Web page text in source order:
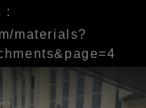
:
materials?